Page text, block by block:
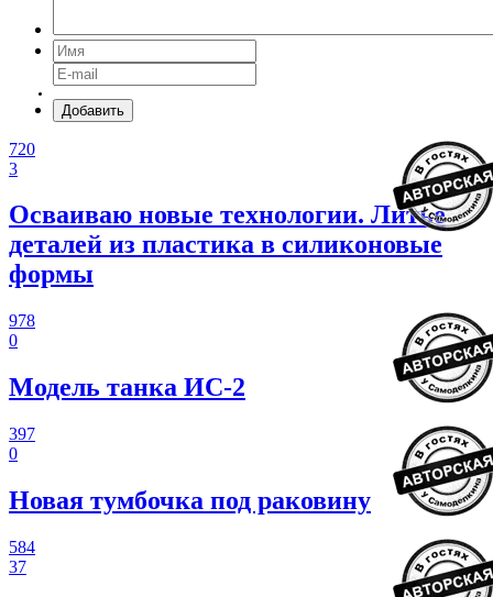
Добавить
720
3
Осваиваю новые технологии. Литье
деталей из пластика в силиконовые
формы
978
0
Модель танка ИС-2
397
0
Новая тумбочка под раковину
584
37